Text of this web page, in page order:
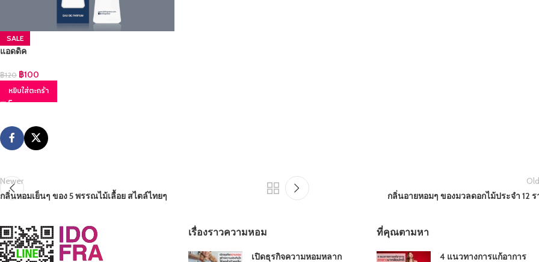
SALE
แอดดิค
฿120 ฿100
หยิบใส่ตะกร้า
Newer
กลิ่นหอมเย็นๆ ของ 5 พรรณไม้เลื้อย สไตล์ไทยๆ
กลิ่นอายหอมๆ ของมวลดอกไม้ประจำ 12 ร
เรื่องราวความหอม
เปิดธุรกิจความหอมหลาก
ที่คุณตามหา
4 แนวทางการแก้อาการ